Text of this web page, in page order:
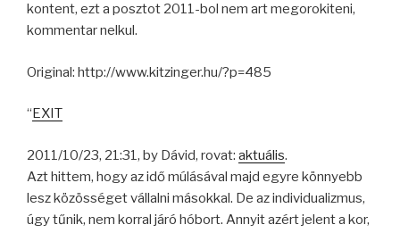
kontent, ezt a posztot 2011-bol nem art megorokiteni,
kommentar nelkul.
Original: http://www.kitzinger.hu/?p=485
“EXIT
2011/10/23, 21:31, by Dávid, rovat: aktuális.
Azt hittem, hogy az idő múlásával majd egyre könnyebb
lesz közösséget vállalni másokkal. De az individualizmus,
úgy tűnik, nem korral járó hóbort. Annyit azért jelent a kor,